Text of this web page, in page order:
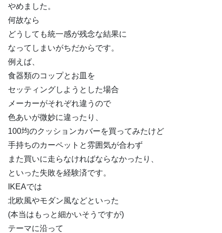
やめました。
何故なら
どうしても統一感が残念な結果に
なってしまいがちだからです。
例えば、
食器類のコップとお皿を
セッティングしようとした場合
メーカーがそれぞれ違うので
色あいが微妙に違ったり、
100均のクッションカバーを買ってみたけど
手持ちのカーペットと雰囲気が合わず
また買いに走らなければならなかったり、
といった失敗を経験済です。
IKEAでは
北欧風やモダン風などといった
(本当はもっと細かいそうですが)
テーマに沿って